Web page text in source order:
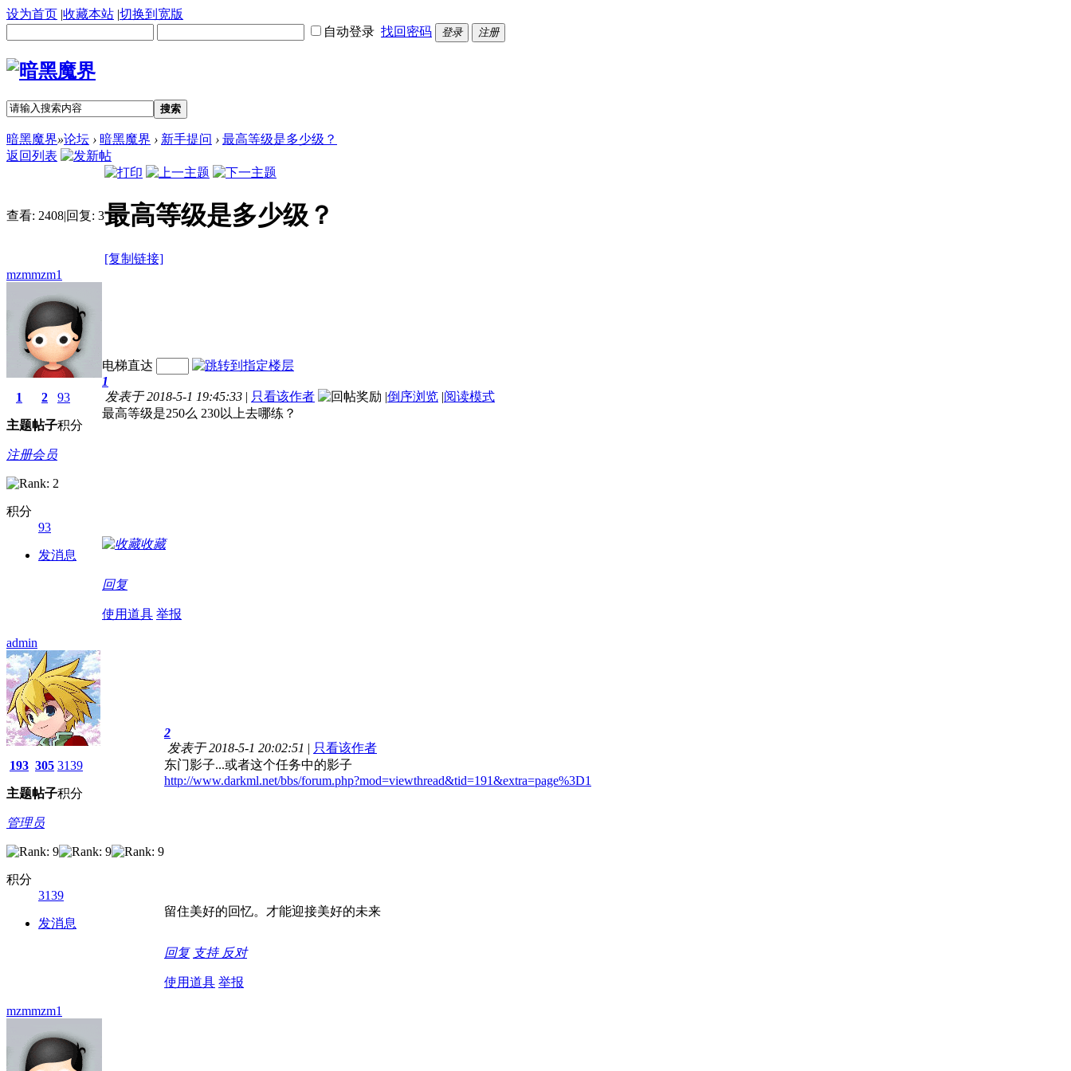
设为首页 |收藏本站 |切换到宽版
自动登录 找回密码 登录 注册
搜索
暗黑魔界»论坛 › 暗黑魔界 › 新手提问 › 最高等级是多少级？
返回列表
查看: 2408|回复: 3最高等级是多少级？
[复制链接]
mzmmzm1
1
主题
2
帖子
93
积分
注册会员
积分
93
发消息
电梯直达
1
发表于 2018-5-1 19:45:33 | 只看该作者 |倒序浏览 |阅读模式
最高等级是250么 230以上去哪练？
收藏
回复
使用道具 举报
admin
193
主题
305
帖子
3139
积分
管理员
积分
3139
发消息
2
发表于 2018-5-1 20:02:51 | 只看该作者
东门影子...或者这个任务中的影子
http://www.darkml.net/bbs/forum.php?mod=viewthread&tid=191&extra=page%3D1
留住美好的回忆。才能迎接美好的未来
回复 支持 反对
使用道具 举报
mzmmzm1